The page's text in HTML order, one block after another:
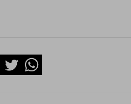
TwitterWhatsapp